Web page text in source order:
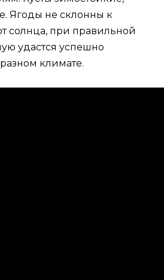
Ягоды не склонны к
солнца, при правильной
удастся успешно
климате.